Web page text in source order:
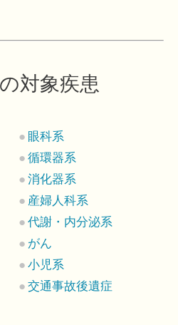
対象疾患
眼科系
循環器系
消化器系
産婦人科系
代謝・内分泌系
がん
小児系
交通事故後遺症